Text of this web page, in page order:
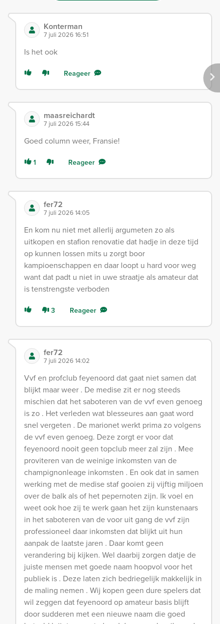
Konterman
7 juli 2026 16:51
Is het ook
Reageer
maasreichardt
7 juli 2026 15:44
Goed column weer, Fransie!
1 Reageer
fer72
7 juli 2026 14:05
En kom nu niet met allerlij argumeten zo als
uitkopen en stafion renovatie dat hadje in deze tijd
op kunnen lossen mits u zorgt boor
kampioenschappen en daar loopt u hard voor weg
want dat padt u niet in uwe straatje als amateur dat
is tenstrengste verboden
3 Reageer
fer72
7 juli 2026 14:02
Vvf en profclub feyenoord dat gaat niet samen dat
blijkt maar weer . De medise zit er nog steeds
mischien dat het saboteren van de vvf even genoeg
is zo . Het verleden wat blesseures aan gaat word
snel vergeten . De marionet werkt prima zo volgens
de vvf even genoeg. Deze zorgt er voor dat
feyenoord nooit geen topclub meer zal zijn . Mee
proviteren van de weinige inkomsten van de
champignonleage inkomsten . En ook dat in samen
werking met de medise staf gooien zij vijftig miljoen
over de balk als of het pepernoten zijn. Ik voel en
weet ook hoe zij te werk gaan het zijn kunstenaars
in het saboteren van de voor uit gang de vvf zijn
professioneel daar inkomsten dat blijkt uit hun
aanpak de laatste jaren . Daar komt geen
verandering bij kijken. Wel daarbij zorgen datje de
juiste mensen met goede naam hoopvol voor het
publiek is . Deze laten zich bedriegelijk makkelijk in
de maling nemen . Wij kopen geen dure spelers dat
wil zeggen dat feyenoord op amateur basis blijft
door sudderen met een nieuwe naam die goed